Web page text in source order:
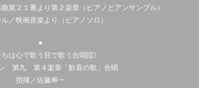
第２１番より第２楽章（ピアノとアンサンブル）
／映画音楽より（ピアノソロ）
●
ちは心で歌う目で歌う合唱団》
第九 第４楽章「歓喜の歌」合唱
指揮／佐藤寿一